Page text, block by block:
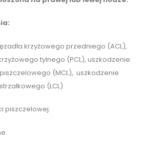
krzyżowego przedniego (ACL),
tylnego (PCL), uszkodzenie
(MCL), uszkodzenie
(LCL).
piszczelowej.